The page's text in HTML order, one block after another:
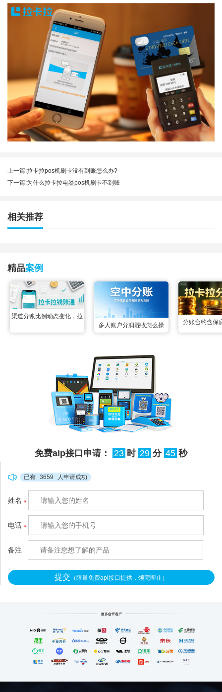
上一篇:拉卡拉pos机刷卡没有到账怎么办?
下一篇:为什么拉卡拉电签pos机刷卡不到账
相关推荐
精品案例
渠道分账比例动态变化，拉
多人账户分润混收怎么操
很多联营场景里都遇到过多
账户资金混收的难题：一笔
订单的收款账户同时绑定了
3个以上分润方，所有资金
先全部归集到一起，事后根
本分不清哪部分属于谁，人
很容易出现分错、漏分的情
轻量化适配，不用复杂的系
统改造，3秒就能把混在一
分账合约含保
免费aip接口申请： 23 时 29 分 45 秒
已有 3659 人申请成功
姓名 *
电话 *
备注
提交 （限量免费api接口提供，领完即止）